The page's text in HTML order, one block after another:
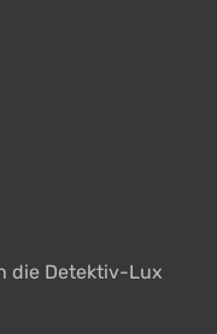
die Detektiv-Lux